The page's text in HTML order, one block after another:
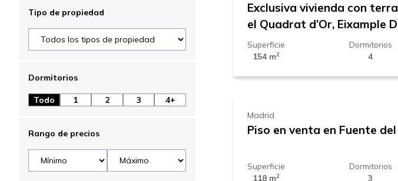
Tipo de propiedad
Dormitorios
Todo 1 2 3 4+
Rango de precios
Exclusiva vivienda con
el Quadrat d’Or, Eixample
Superficie
154 m2
Dormitorios
4
1.389.000 €
Madrid
Piso en venta en Fuente
Superficie
118 m2
Dormitorios
3